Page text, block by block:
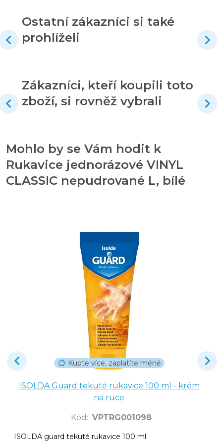
Ostatní zákazníci si také
prohlíželi
Zákazníci, kteří koupili toto
zboží, si rovněž vybrali
Mohlo by se Vám hodit k
Rukavice jednorázové VINYL
CLASSIC nepudrované L, bílé
Kupte více, zaplatíte méně
ISOLDA Guard tekuté rukavice 100 ml - krém
na ruce
Kód : VPTRG001098
ISOLDA guard tekuté rukavice 100 ml